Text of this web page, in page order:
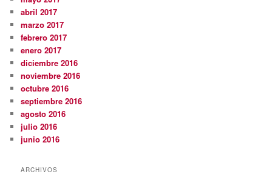
abril 2017
marzo 2017
febrero 2017
enero 2017
diciembre 2016
noviembre 2016
octubre 2016
septiembre 2016
agosto 2016
julio 2016
junio 2016
ARCHIVOS